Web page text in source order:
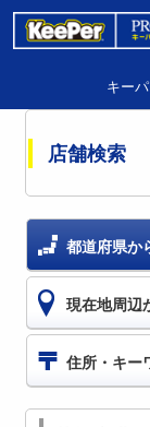
キー
店舗検索
都道府県か
現在地周辺
住所・キー